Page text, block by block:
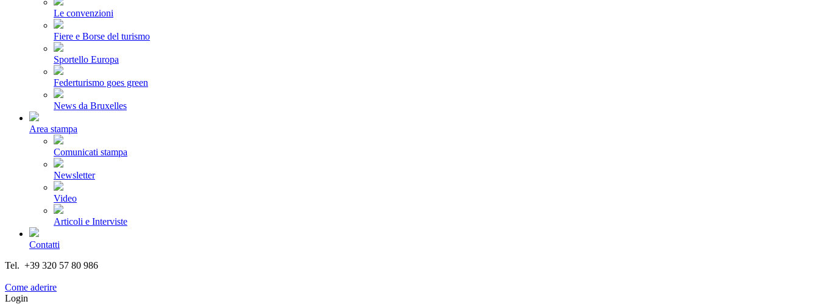
Le convenzioni
Fiere e Borse del turismo
Sportello Europa
Federturismo goes green
News da Bruxelles
Area stampa
Comunicati stampa
Newsletter
Video
Articoli e Interviste
Contatti
Tel. +39 320 57 80 986
Come aderire
Login